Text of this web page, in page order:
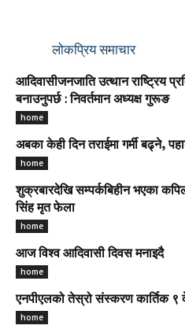
लोकप्रिय समाचार
आदिवासीजनजाति उत्थान राष्ट्रिय
बनाउनुपर्छ : निवर्तमान अध्यक्ष गुरूङ
home
अबका केही दिन तराईमा गर्मी बढ्ने,
home
शुक्रबारदेखि सम्पर्कबिहीन भएका
सिंह मृत फेला
home
आज विश्व आदिवासी दिवस मनाइदै
home
एनपीएलको तेस्रो संस्करण कार्तिक ९
home